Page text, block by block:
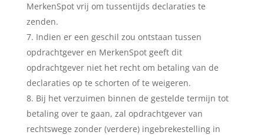
MerkenSpot vrij om tussentijds declaraties te
zenden.
Indien er een geschil zou ontstaan tussen
opdrachtgever en MerkenSpot geeft dit
opdrachtgever niet het recht om betaling van de
declaraties op te schorten of te weigeren.
Bij het verzuimen binnen de gestelde termijn tot
betaling over te gaan, zal opdrachtgever van
rechtswege zonder (verdere) ingebrekestelling in